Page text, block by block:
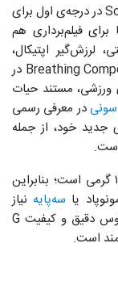
اگرچه لنز Sony FE 100-400mm F4.5 GM OSS در درجه‌ی اول برای
فیلم‌برداری هم
لرزش‌گیر اپتیکال،
فوکوس سریع و کم‌صدا، و پشتیبانی از Breathing Compensation در
ورزشی، مستند حیات
سونی در معرفی رسمی
جدید خود، از جمله
البته باید در نظر داشت که این لنز بزرگ و ۱,۸۴۰ گرمی است؛ بنابراین
یا سه‌پایهنیاز
خواهد بود. اما برای کسانی که به برد بلند، فوکوس دقیق و کیفیت G